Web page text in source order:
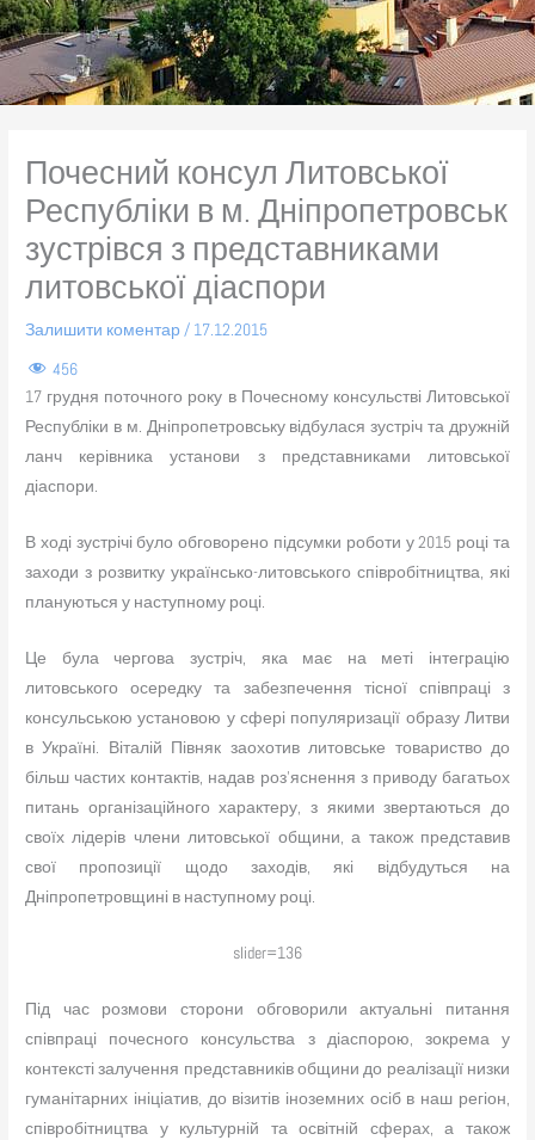
Почесний консул Литовської
Республіки в м. Дніпропетровськ
зустрівся з представниками
литовської діаспори
Залишити коментар/ 17.12.2015
456
17 грудня поточного року в Почесному консульстві Литовської
Республіки в м. Дніпропетровську відбулася зустріч та дружній
ланч керівника установи з представниками литовської
діаспори.
В ході зустрічі було обговорено підсумки роботи у 2015 році та
заходи з розвитку українсько-литовського співробітництва, які
плануються у наступному році.
Це була чергова зустріч, яка має на меті інтеграцію
литовського осередку та забезпечення тісної співпраці з
консульською установою у сфері популяризації образу Литви
в Україні. Віталій Півняк заохотив литовське товариство до
більш частих контактів, надав роз’яснення з приводу багатьох
питань організаційного характеру, з якими звертаються до
своїх лідерів члени литовської общини, а також представив
свої пропозиції щодо заходів, які відбудуться на
Дніпропетровщині в наступному році.
slider=136
Під час розмови сторони обговорили актуальні питання
співпраці почесного консульства з діаспорою, зокрема у
контексті залучення представників общини до реалізації низки
гуманітарних ініціатив, до візитів іноземних осіб в наш регіон,
співробітництва у культурній та освітній сферах, а також